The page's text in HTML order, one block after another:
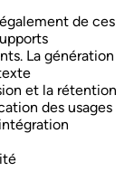
de ces
La génération
et la rétention
des usages